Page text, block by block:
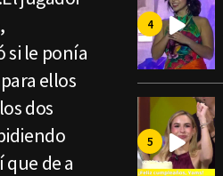
si le ponía
ellos
dos
de a